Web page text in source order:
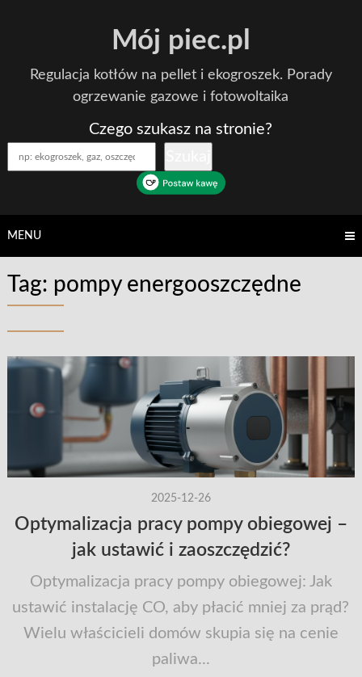
Mój piec.pl
Regulacja kotłów na pellet i ekogroszek. Porady
ogrzewanie gazowe i fotowoltaika
Czego szukasz na stronie?
MENU
Tag: pompy energooszczędne
2025-12-26
Optymalizacja pracy pompy obiegowej –
jak ustawić i zaoszczędzić?
Optymalizacja pracy pompy obiegowej: Jak
ustawić instalację CO, aby płacić mniej za prąd?
Wielu właścicieli domów skupia się na cenie
paliwa...